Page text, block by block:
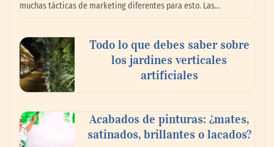
muchas tácticas de marketing diferentes para esto. Las…
Todo lo que debes saber sobre
los jardines verticales
artificiales
Acabados de pinturas: ¿mates,
satinados, brillantes o lacados?